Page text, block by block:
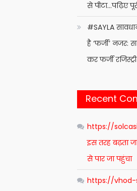
से पीटा…पढ़िए
#SAYLA
है ‘फर्जी’ नजर:
कर फर्जी
Recent
https://
इस तरह बढ़ता
से पार जा पहुंचा
https://vhod-